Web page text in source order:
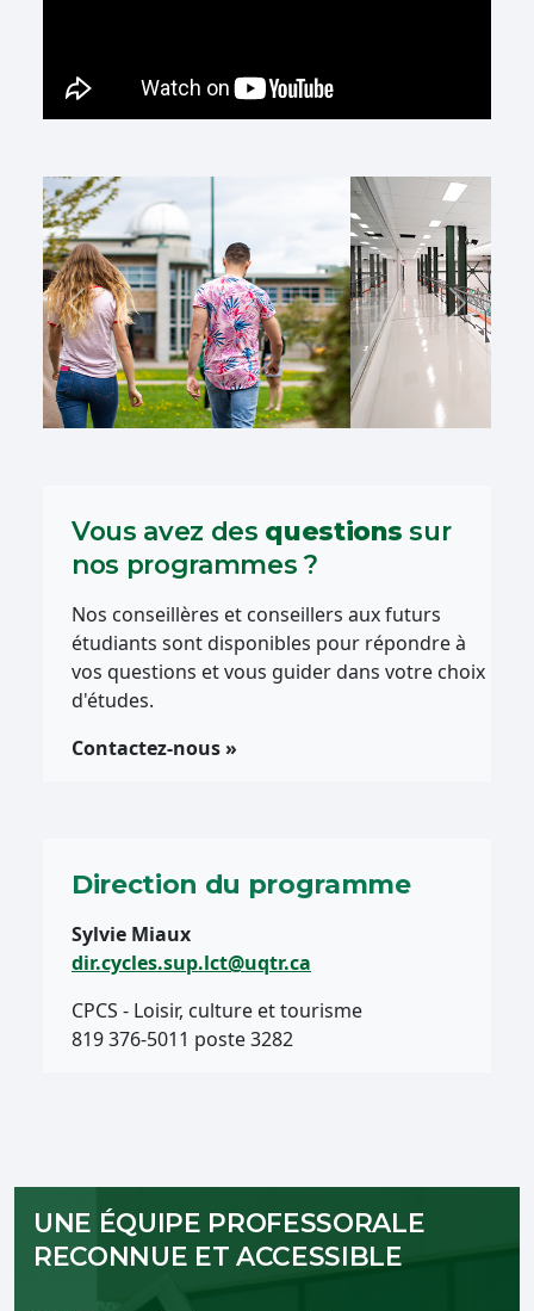
Précédent Suivant
Vous avez des questions sur
nos programmes ?
Nos conseillères et conseillers aux futurs
étudiants sont disponibles pour répondre à
vos questions et vous guider dans votre choix
d'études.
Contactez-nous »
Direction du programme
Sylvie Miaux
dir.cycles.sup.lct@uqtr.ca
CPCS - Loisir, culture et tourisme
819 376-5011 poste 3282
UNE ÉQUIPE PROFESSORALE
RECONNUE ET ACCESSIBLE